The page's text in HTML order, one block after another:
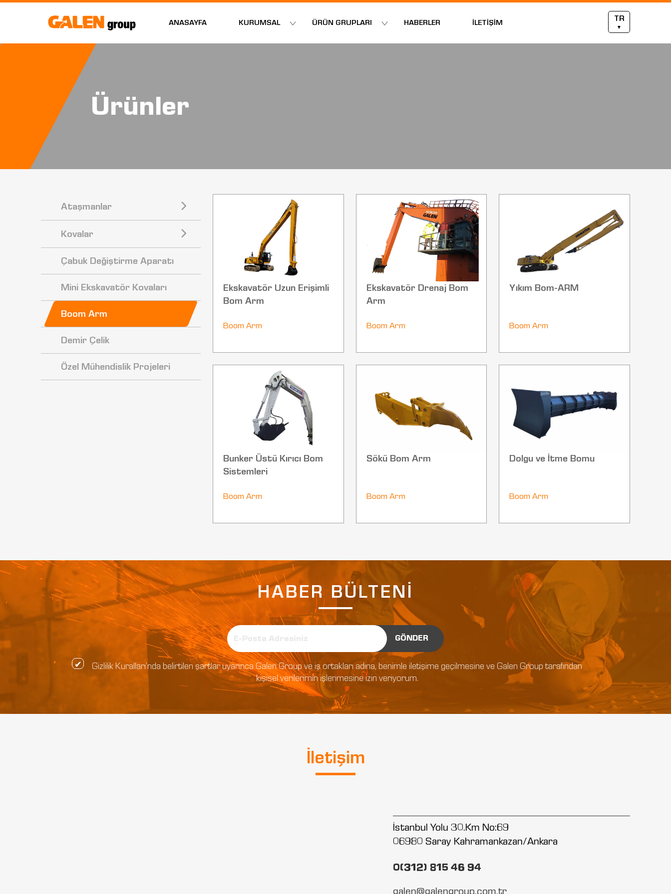
ANASAYFA KURUMSAL ÜRÜN GRUPLARI HABERLER İLETİŞİM TR
▼
Ürünler
Ataşmanlar
Kovalar
Çabuk Değiştirme Aparatı
Mini Ekskavatör Kovaları
Boom Arm
Demir Çelik
Özel Mühendislik Projeleri
Ekskavatör Uzun Erişimli
Bom Arm
Boom Arm
Ekskavatör Drenaj Bom
Arm
Boom Arm
Yıkım Bom-ARM
Boom Arm
Bunker Üstü Kırıcı Bom
Sistemleri
Boom Arm
Sökü Bom Arm
Boom Arm
Dolgu ve İtme Bomu
Boom Arm
HABER BÜLTENİ
GÖNDER
Gizlilik Kuralları’nda belirtilen şartlar uyarınca Galen Group ve iş ortakları adına, benimle iletişime geçilmesine ve Galen Group tarafından
kişisel verilerimin işlenmesine izin veriyorum.
İletişim
İstanbul Yolu 30.Km No:69
06980 Saray Kahramankazan/Ankara
0(312) 815 46 94
galen@galengroup.com.tr